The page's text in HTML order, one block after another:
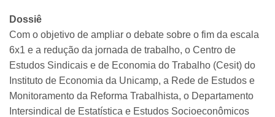
Dossiê
Com o objetivo de ampliar o debate sobre o fim da escala
6x1 e a redução da jornada de trabalho, o Centro de
Estudos Sindicais e de Economia do Trabalho (Cesit) do
Instituto de Economia da Unicamp, a Rede de Estudos e
Monitoramento da Reforma Trabalhista, o Departamento
Intersindical de Estatística e Estudos Socioeconômicos